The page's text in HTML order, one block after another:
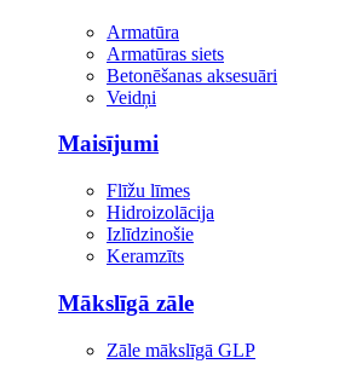
Armatūra
Armatūras siets
Betonēšanas aksesuāri
Veidņi
Maisījumi
Flīžu līmes
Hidroizolācija
Izlīdzinošie
Keramzīts
Mākslīgā zāle
Zāle mākslīgā GLP